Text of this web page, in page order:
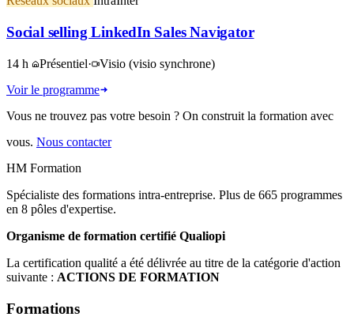
Social selling LinkedIn Sales Navigator
14 h Présentiel· Visio (visio synchrone)
Voir le programme
Vous ne trouvez pas votre besoin ? On construit la formation avec
vous. Nous contacter
HM Formation
Spécialiste des formations intra-entreprise. Plus de 665 programmes
en 8 pôles d'expertise.
Organisme de formation certifié Qualiopi
La certification qualité a été délivrée au titre de la catégorie d'action
suivante : ACTIONS DE FORMATION
Formations